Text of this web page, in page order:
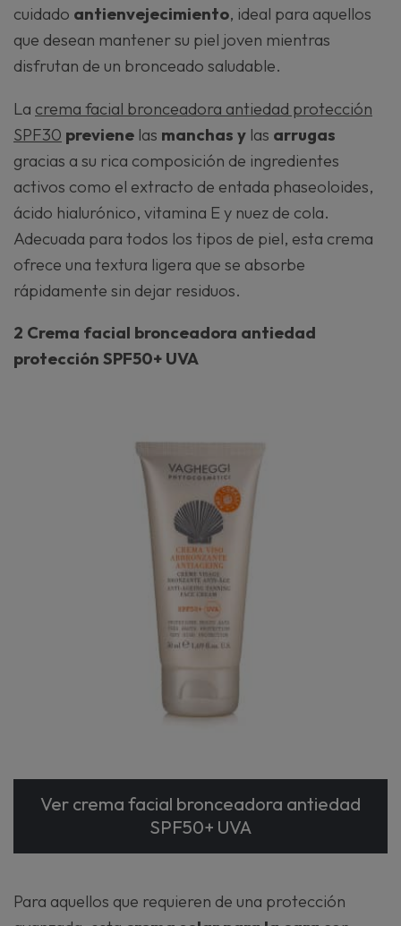
cuidado antienvejecimiento, ideal para aquellos
que desean mantener su piel joven mientras
disfrutan de un bronceado saludable.
La crema facial bronceadora antiedad protección
SPF30 previene las manchas y las arrugas
gracias a su rica composición de ingredientes
activos como el extracto de entada phaseoloides,
ácido hialurónico, vitamina E y nuez de cola.
Adecuada para todos los tipos de piel, esta crema
ofrece una textura ligera que se absorbe
rápidamente sin dejar residuos.
2 Crema facial bronceadora antiedad
protección SPF50+ UVA
Ver crema facial bronceadora antiedad
SPF50+ UVA
Para aquellos que requieren de una protección